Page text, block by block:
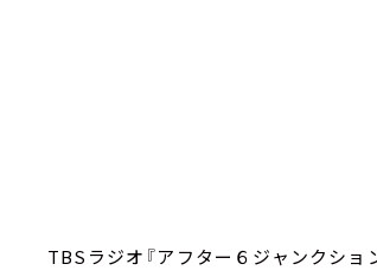
TBSラジオ『アフター６ジャンクショ